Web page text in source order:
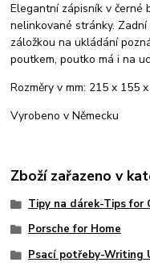
Elegantní zápisník v černé
nelinkované stránky.
záložkou na ukládání
poutkem, poutko má i na
Rozměry v mm: 215 x 155
Vyrobeno v Německu
Zboží zařazeno v
Tipy na dárek-Tips for
Porsche for Home
Psací potřeby-Writing